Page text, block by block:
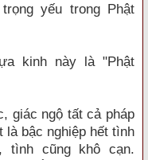
yếu trong Phật
kinh này là "Phật
giác ngộ tất cả pháp
là bậc nghiệp hết tình
tình cũng khô cạn.